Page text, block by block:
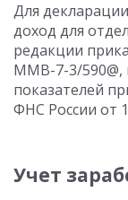
Для
доход для
редакции
ММВ-7-3/590@,
показателей
ФНС России от
Учет